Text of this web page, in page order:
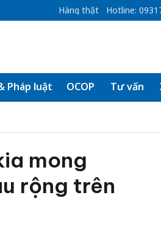
Hàng thật Hotline:
Pháp luật OCOP Tư vấn
mong
rộng trên